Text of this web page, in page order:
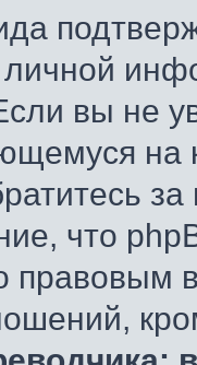
вы не
что
правовым